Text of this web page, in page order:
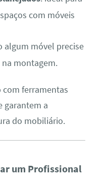
com móveis
algum móvel precise
montagem.
com ferramentas
garantem a
do mobiliário.
um Profissional